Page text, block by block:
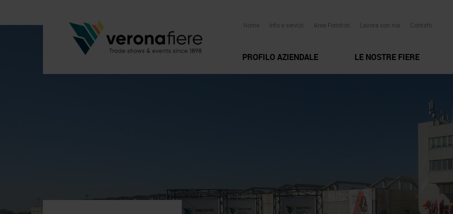
Home Info e servizi Area Fornitori Lavora con noi Contatti
PROFILO AZIENDALE LE NOSTRE FIERE